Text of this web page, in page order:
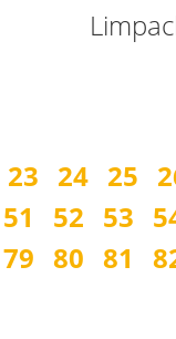
23 24 25
51 52 53
79 80 81